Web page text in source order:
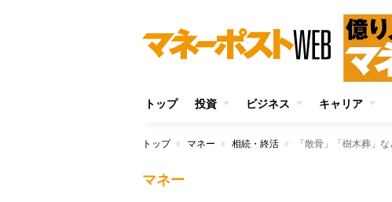
トップ 投資 ビジネス キャリア
トップ マネー 相続・終活
マネー